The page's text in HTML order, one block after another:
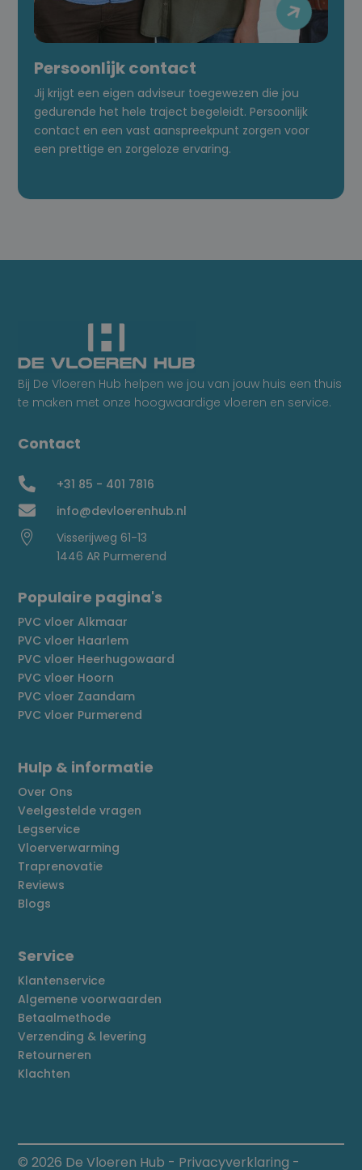

Persoonlijk contact
Jij krijgt een eigen adviseur toegewezen die jou
gedurende het hele traject begeleidt. Persoonlijk
contact en een vast aanspreekpunt zorgen voor
een prettige en zorgeloze ervaring.
Bij De Vloeren Hub helpen we jou van jouw huis een thuis
te maken met onze hoogwaardige vloeren en service.
Contact
 +31 85 - 401 7816
 info@devloerenhub.nl

Visserijweg 61-13
1446 AR Purmerend
Populaire pagina's
PVC vloer Alkmaar
PVC vloer Haarlem
PVC vloer Heerhugowaard
PVC vloer Hoorn
PVC vloer Zaandam
PVC vloer Purmerend
Hulp & informatie
Over Ons
Veelgestelde vragen
Legservice
Vloerverwarming
Traprenovatie
Reviews
Blogs
Service
Klantenservice
Algemene voorwaarden
Betaalmethode
Verzending & levering
Retourneren
Klachten
© 2026 De Vloeren Hub - Privacyverklaring -